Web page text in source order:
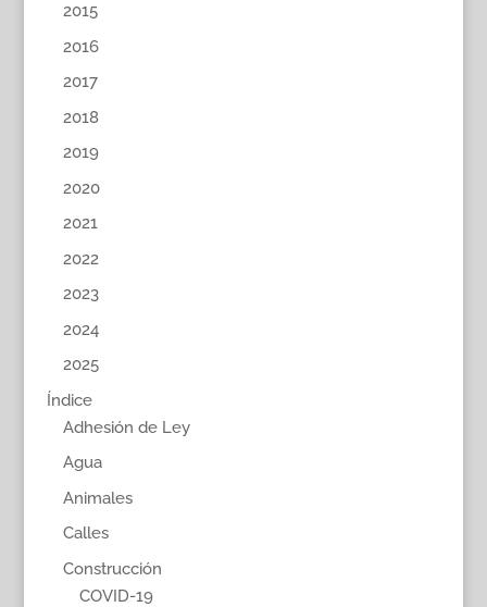
2015
2016
2017
2018
2019
2020
2021
2022
2023
2024
2025
Índice
Adhesión de Ley
Agua
Animales
Calles
Construcción
COVID-19